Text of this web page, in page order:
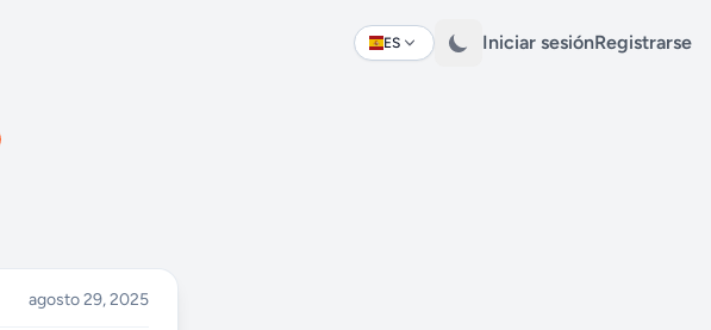
ES
Change language Iniciar sesiónRegistrarse
agosto 29, 2025